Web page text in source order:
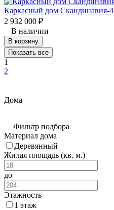
Каркасный дом Скандинавия-4
2 932 000 ₽
В наличии
В корзину
Показать все
1
2
Дома
Фильтр подбора
Материал дома
Деревянный
Жилая площадь (кв. м.)
до
Этажность
1 этаж